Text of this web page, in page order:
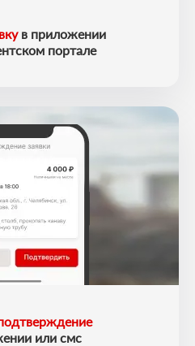
в приложении
портале
или смс